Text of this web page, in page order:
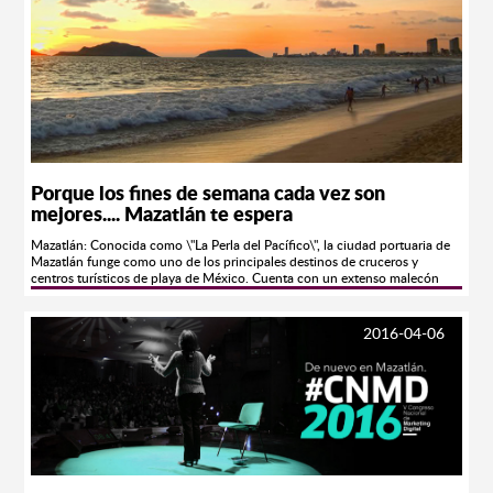
Porque los fines de semana cada vez son
mejores.... Mazatlán te espera
Mazatlán: Conocida como \"La Perla del Pacífico\", la ciudad portuaria de
Mazatlán funge como uno de los principales destinos de cruceros y
centros turísticos de playa de México. Cuenta con un extenso malecón
Mazatlán, SIN Estado: Sinaloa Coordenadas: 23°14’29”N 106°24’35”O
Altitud: 1 msnm Superficie: Huso Horario: Tiempo de la Montaña UTC-7
Población: 438,434 habitantes (INEGI, 2010) Clave Lada: 669 El atractivo
más característico de Mazatlán es su malecón, largo paseo de más de 14
kms adornado por esculturas de bronce, enmarcado por el Océano
Pacífico y una avenida en la que se encuentran diversos comercios y
hoteles. Lugar ideal para caminar, correr, pasear en bicicleta, o en patines,
es frecuentado diariamente, de día como de noche, por una gran cantidad
de turistas y lugareños. Otro distintivo arquitectónico de la ciudad de
Mazatlán se encuentra en lo alto del Cerro del Crestón. Se trata del Faro de
2016-04-06